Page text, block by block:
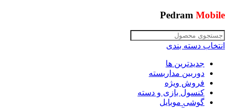
Pedram Mobile
انتخاب دسته بندی
جدیدترین ها
دوربین مداربسته
فروش ویژه
کنسول بازی و دسته
گوشی موبایل